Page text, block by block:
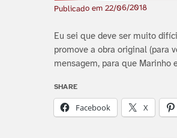
Publicado em 22/06/2018
Eu sei que deve ser muito
promove a obra original (para
mensagem, para que Marinho
SHARE
Facebook X